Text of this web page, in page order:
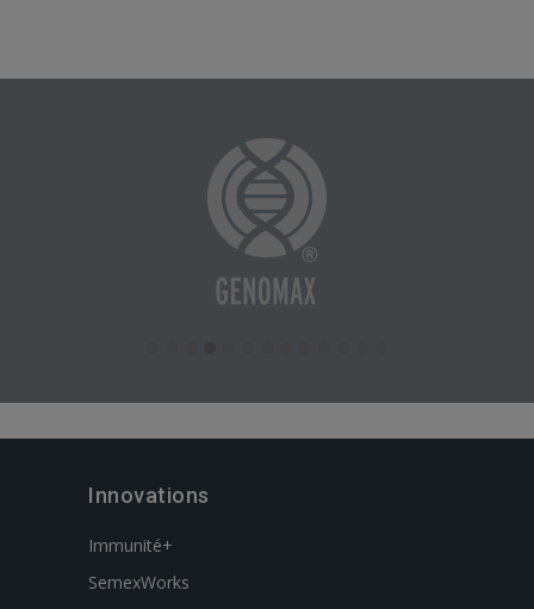
Innovations
Immunité+
SemexWorks